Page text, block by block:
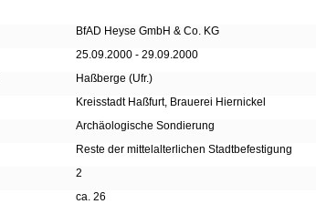
BfAD Heyse GmbH & Co. KG
25.09.2000 - 29.09.2000
Haßberge (Ufr.)
Kreisstadt Haßfurt, Brauerei Hiernickel
Archäologische Sondierung
Reste der mittelalterlichen Stadtbefestigung
2
ca. 26